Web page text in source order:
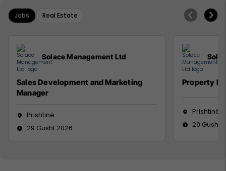
Jobs Real Estate
Solace Management Ltd
Sales Development and Marketing
Manager
Prishtinë
29 Gusht 2026
Property
Prishtinë
29 Gusht